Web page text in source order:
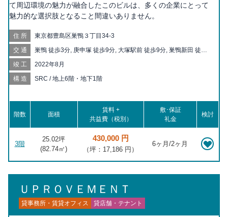
て周辺環境の魅力が融合したこのビルは、多くの企業にとって
魅力的な選択肢となること間違いありません。
住所 東京都豊島区巣鴨３丁目34-3
交通
巣鴨 徒歩3分, 庚申塚 徒歩9分, 大塚駅前 徒歩9分, 巣鴨新田 徒歩9
丁目 徒歩13分, 西巣鴨 徒歩13分, 千石 徒歩14分, 新大塚 徒歩15
分, 向原 徒歩16分, 西ヶ原 徒歩17分, 滝野川一丁目 徒歩17分, 上
竣工 2022年8月
構造 SRC / 地上6階・地下1階
階数 面積
賃料 +
共益費（税別）
敷･保証
礼金
検討
3階
25.02坪
(82.74㎡)
430,000 円
（坪：17,186 円）
6ヶ月/2ヶ月
ＵＰＲＯＶＥＭＥＮＴ
貸事務所・賃貸オフィス 貸店舗・テナント